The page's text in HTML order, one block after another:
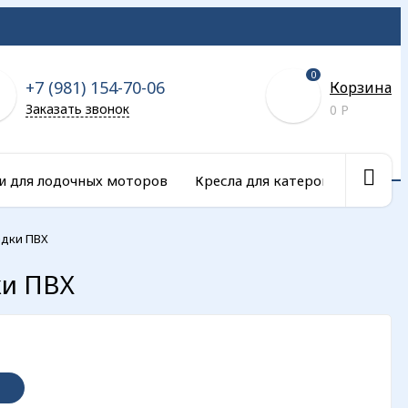
+7 (981) 154-70-06
Заказать звонок
0
Корзина
0 Р
для лодочных моторов Кресла для катеров и сиденья
ПВХ
ПВХ